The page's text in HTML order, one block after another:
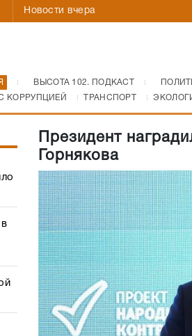
Новости вчера
ВЫСОТА 102. ПОДКАСТ
КОРРУПЦИЕЙ
ТРАНСПОРТ
Президент
Горнякова